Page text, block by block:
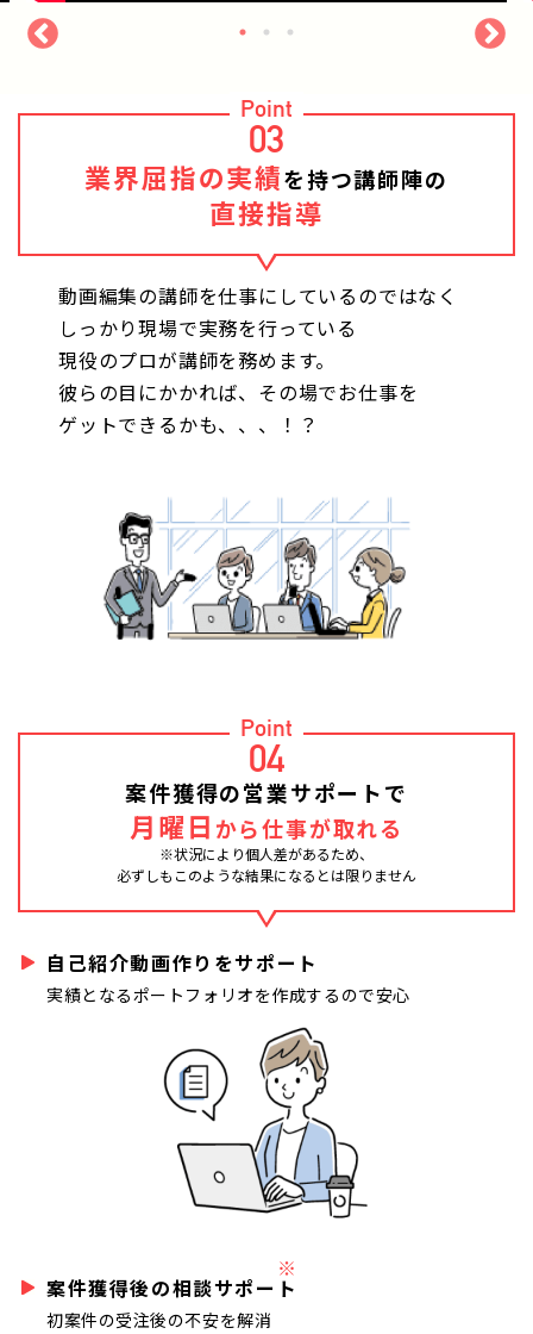
Point
03
業界屈指の実績を持つ講師陣の
直接指導
動画編集の講師を仕事にしているのではなく
しっかり現場で実務を行っている
現役のプロが講師を務めます。
彼らの目にかかれば、その場でお仕事を
ゲットできるかも、、、！？
Point
04
案件獲得の営業サポートで
月曜日 から仕事が取れる
※状況により個人差があるため、
必ずしもこのような結果になるとは限りません
自己紹介動画作りをサポート
実績となるポートフォリオを作成するので安心
案件獲得後の相談サポート
※
初案件の受注後の不安を解消